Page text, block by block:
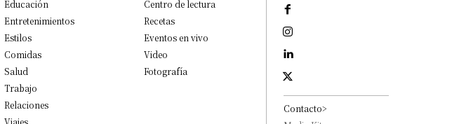
Educación
Entretenimientos
Estilos
Comidas
Salud
Trabajo
Relaciones
Viajes
Centro de lectura
Recetas
Eventos en vivo
Video
Fotografía
Contacto>